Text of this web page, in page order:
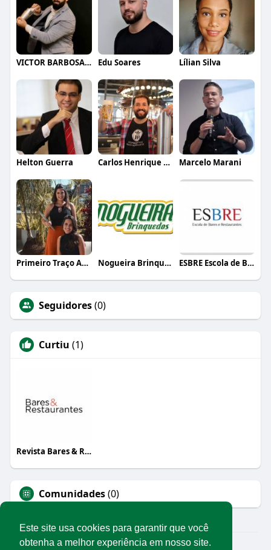
Este site usa cookies para garantir que você
obtenha a melhor experiência em nosso site.
VICTOR BARBOSA QUARANTA Edu Soares Lílian Silva
Helton Guerra Carlos Henrique de Faria Vasconcelos Marcelo Marani
Primeiro Traço Arquitetura Nogueira Brinquedos ESBRE Escola de Bares e Restaurantes
Seguidores(0)
Curtiu (1)
Revista Bares & Restaurantes
Comunidades(0)
© 2026 Rede Abrasel